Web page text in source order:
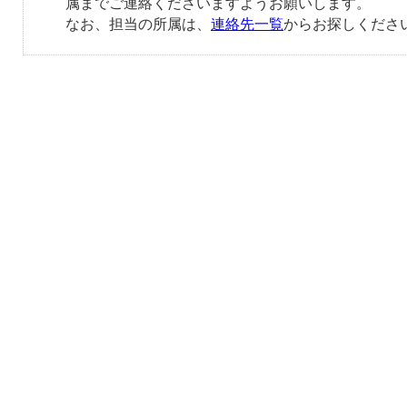
属までご連絡くださいますようお願いします。
なお、担当の所属は、 連絡先一覧からお探しくださ